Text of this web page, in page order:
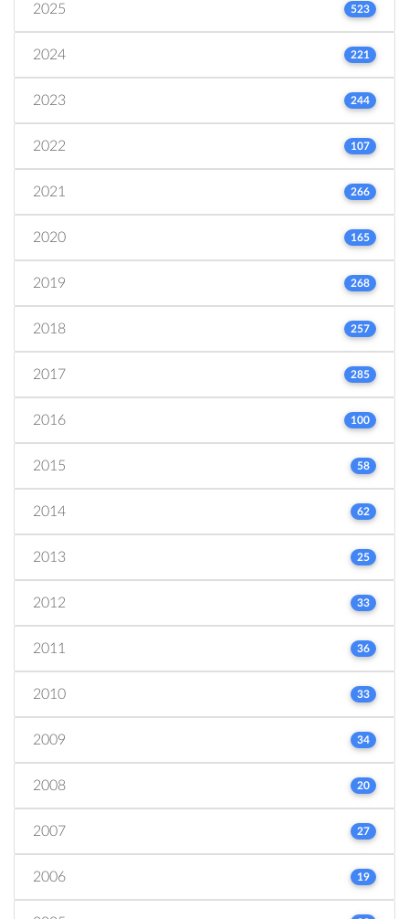
2025 523
2024 221
2023 244
2022 107
2021 266
2020 165
2019 268
2018 257
2017 285
2016 100
2015 58
2014 62
2013 25
2012 33
2011 36
2010 33
2009 34
2008 20
2007 27
2006 19